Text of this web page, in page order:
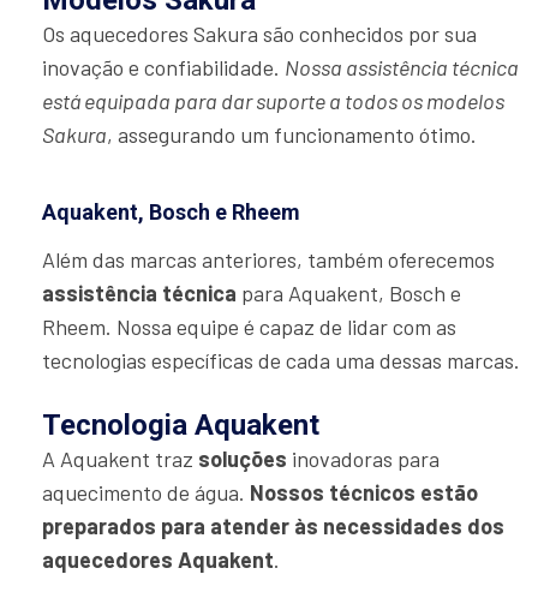
Os aquecedores Sakura são conhecidos por sua
inovação e confiabilidade. Nossa assistência técnica
está equipada para dar suporte a todos os modelos
Sakura, assegurando um funcionamento ótimo.
Aquakent, Bosch e Rheem
Além das marcas anteriores, também oferecemos
assistência técnica para Aquakent, Bosch e
Rheem. Nossa equipe é capaz de lidar com as
tecnologias específicas de cada uma dessas marcas.
Tecnologia Aquakent
A Aquakent traz soluções inovadoras para
aquecimento de água. Nossos técnicos estão
preparados para atender às necessidades dos
aquecedores Aquakent.